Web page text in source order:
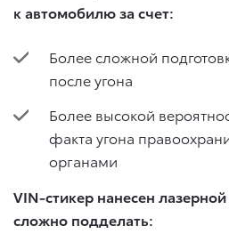
к автомобилю за счет:
Более сложной
после угона
Более высокой
факта угона
органами
VIN-стикер нанесен
сложно подделать: